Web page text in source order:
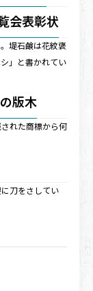
会表彰状
堤石鹸は花紋褒
」と書かれてい
版木
れた商標から何
刀をさしてい